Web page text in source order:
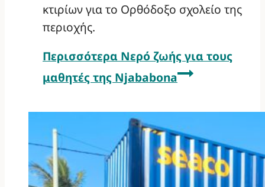
κτιρίων για το Ορθόδοξο σχολείο της
περιοχής.
Περισσότερα Νερό ζωής για τους
μαθητές της Njababona